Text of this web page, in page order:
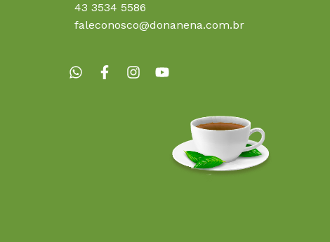
43 3534 5586
faleconosco@donanena.com.br